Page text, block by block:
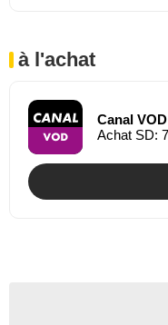
à l'achat
Canal VOD
Achat SD: